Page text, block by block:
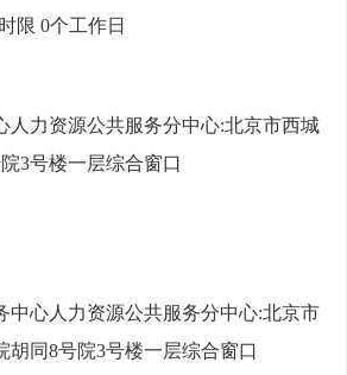
限 0个工作日
人力资源公共服务分中心:北京市西城
3号楼一层综合窗口
中心人力资源公共服务分中心:北京市
胡同8号院3号楼一层综合窗口